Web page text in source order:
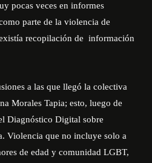
pocas veces en informes
parte de la violencia de
recopilación de información
a las que llegó la colectiva
Morales Tapia; esto, luego de
Diagnóstico Digital sobre
Violencia que no incluye solo a
de edad y comunidad LGBT,